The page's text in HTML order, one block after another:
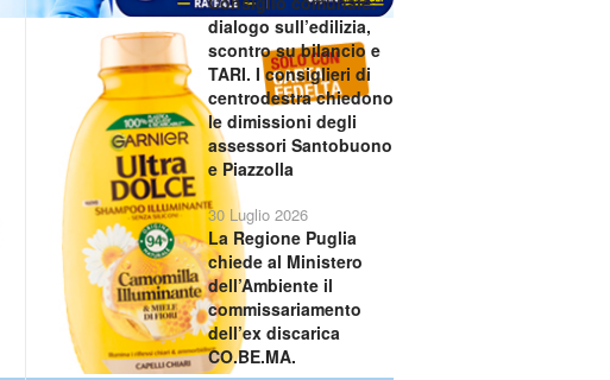
dialogo sull’edilizia,
scontro su bilancio e
TARI. I consiglieri di
centrodestra chiedono
le dimissioni degli
assessori Santobuono
e Piazzolla
30 Luglio 2026
La Regione Puglia
chiede al Ministero
dell’Ambiente il
commissariamento
dell’ex discarica
CO.BE.MA.